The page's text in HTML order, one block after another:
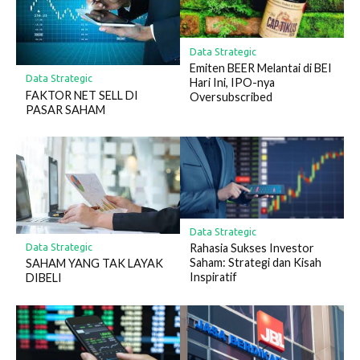
Data Strategic
FAKTOR NET SELL DI
PASAR SAHAM
Data Strategic
Emiten BEER Melantai di BEI
Hari Ini, IPO-nya
Oversubscribed
Data Strategic
SAHAM YANG TAK LAYAK
DIBELI
Data Strategic
Rahasia Sukses Investor
Saham: Strategi dan Kisah
Inspiratif